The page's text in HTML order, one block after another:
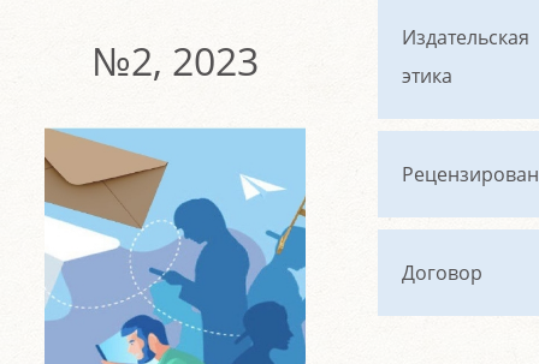
№2, 2023
Издательская
этика
Договор